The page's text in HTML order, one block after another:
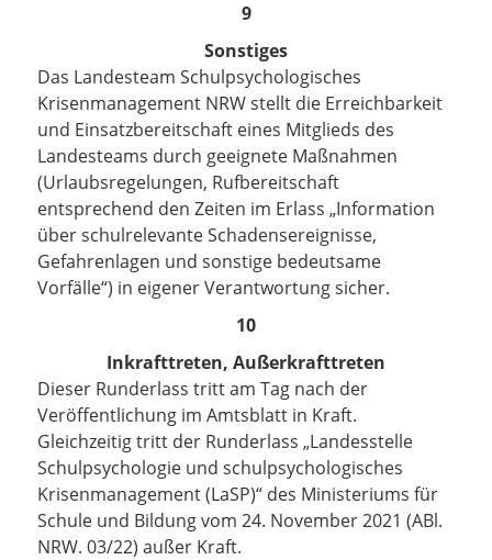
9
Sonstiges
Das Landesteam Schulpsychologisches
Krisenmanagement NRW stellt die Erreichbarkeit
und Einsatzbereitschaft eines Mitglieds des
Landesteams durch geeignete Maßnahmen
(Urlaubsregelungen, Rufbereitschaft
entsprechend den Zeiten im Erlass „Information
über schulrelevante Schadensereignisse,
Gefahrenlagen und sonstige bedeutsame
Vorfälle“) in eigener Verantwortung sicher.
10
Inkrafttreten, Außerkrafttreten
Dieser Runderlass tritt am Tag nach der
Veröffentlichung im Amtsblatt in Kraft.
Gleichzeitig tritt der Runderlass „Landesstelle
Schulpsychologie und schulpsychologisches
Krisenmanagement (LaSP)“ des Ministeriums für
Schule und Bildung vom 24. November 2021 (ABl.
NRW. 03/22) außer Kraft.